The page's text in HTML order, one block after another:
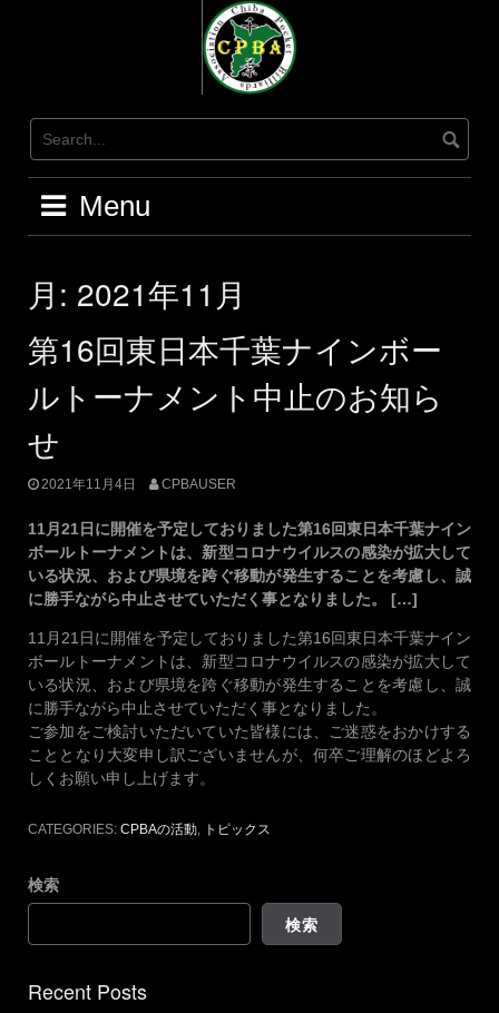
Menu
月: 2021年11月
第16回東日本千葉ナインボー
ルトーナメント中止のお知ら
せ
2021年11月4日 CPBAUSER
11月21日に開催を予定しておりました第16回東日本千葉ナイン
ボールトーナメントは、新型コロナウイルスの感染が拡大して
いる状況、および県境を跨ぐ移動が発生することを考慮し、誠
に勝手ながら中止させていただく事となりました。 […]
11月21日に開催を予定しておりました第16回東日本千葉ナイン
ボールトーナメントは、新型コロナウイルスの感染が拡大して
いる状況、および県境を跨ぐ移動が発生することを考慮し、誠
に勝手ながら中止させていただく事となりました。
ご参加をご検討いただいていた皆様には、ご迷惑をおかけする
こととなり大変申し訳ございませんが、何卒ご理解のほどよろ
しくお願い申し上げます。
CATEGORIES: CPBAの活動 トピックス
検索
検索
Recent Posts